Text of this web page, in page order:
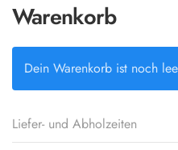
Warenkorb
Dein Warenkorb ist noch
Liefer- und Abholzeiten